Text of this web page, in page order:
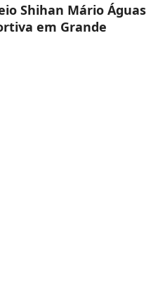
Shihan Mário Águas
em Grande